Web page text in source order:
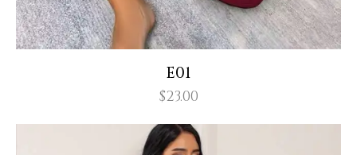
E01
$23.00